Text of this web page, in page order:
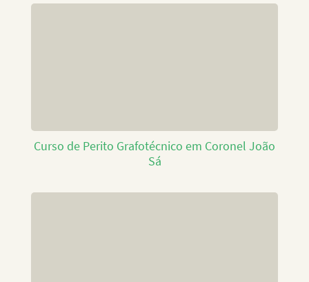
Curso de Perito Grafotécnico em Coronel João
Sá